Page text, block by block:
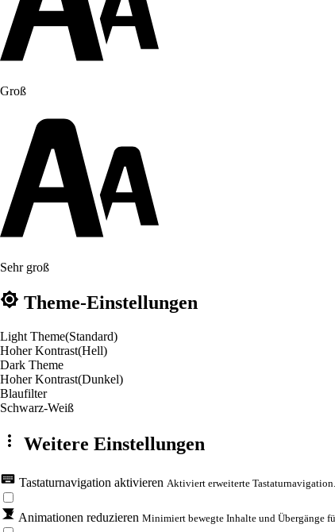
Groß
Sehr groß
Theme-Einstellungen
Light Theme(Standard)
Hoher Kontrast(Hell)
Dark Theme
Hoher Kontrast(Dunkel)
Blaufilter
Schwarz-Weiß
Weitere Einstellungen
Tastaturnavigation aktivieren Aktiviert erweiterte Tastaturnavigation.
Animationen reduzieren Minimiert bewegte Inhalte und Übergänge